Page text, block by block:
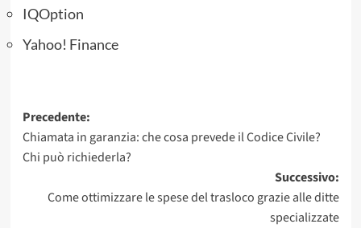
IQOption
Yahoo! Finance
Navigazione
articolo
Precedente:
Chiamata in garanzia: che cosa prevede il Codice Civile?
Chi può richiederla?
Successivo:
Come ottimizzare le spese del trasloco grazie alle ditte
specializzate